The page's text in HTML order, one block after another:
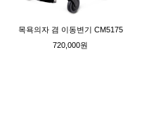
목욕의자 겸 이동변기 CM5175
720,000원